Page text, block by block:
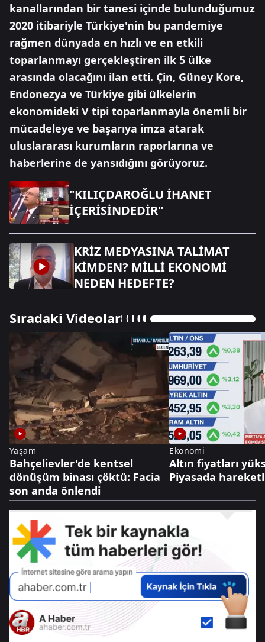
kanallarından bir tanesi içinde bulunduğumuz
2020 itibariyle Türkiye'nin bu pandemiye
rağmen dünyada en hızlı ve en etkili
toparlanmayı gerçekleştiren ilk 5 ülke
arasında olacağını ilan etti. Çin, Güney Kore,
Endonezya ve Türkiye gibi ülkelerin
ekonomideki V tipi toparlanmayla önemli bir
mücadeleye ve başarıya imza atarak
uluslararası kurumların raporlarına ve
haberlerine de yansıdığını görüyoruz.
"KILIÇDAROĞLU İHANET
İÇERİSİNDEDİR"
KRİZ MEDYASINA TALİMAT
KİMDEN? MİLLİ EKONOMİ
NEDEN HEDEFTE?
Sıradaki Videolar
Yaşam
Bahçelievler'de kentsel
dönüşüm binası çöktü: Facia
son anda önlendi
Ekonomi
Altın fiyatları
Piyasada